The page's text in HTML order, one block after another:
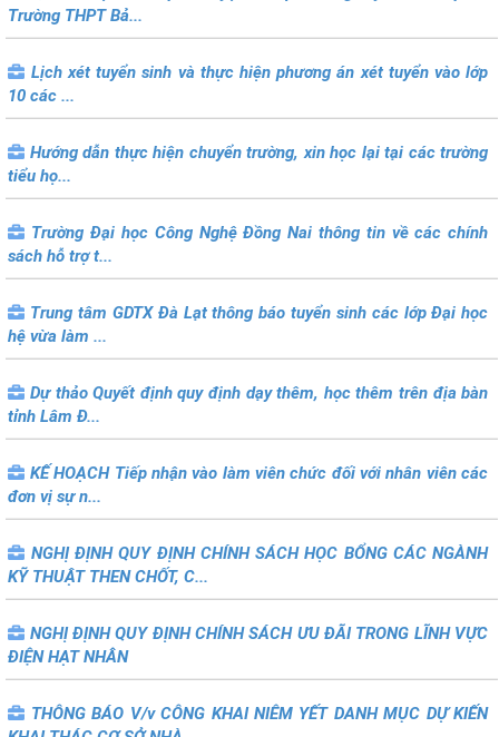
Trường THPT Bả...
Lịch xét tuyển sinh và thực hiện phương án xét tuyển vào lớp
10 các ...
Hướng dẫn thực hiện chuyển trường, xin học lại tại các trường
tiểu họ...
Trường Đại học Công Nghệ Đồng Nai thông tin về các chính
sách hỗ trợ t...
Trung tâm GDTX Đà Lạt thông báo tuyển sinh các lớp Đại học
hệ vừa làm ...
Dự thảo Quyết định quy định dạy thêm, học thêm trên địa bàn
tỉnh Lâm Đ...
KẾ HOẠCH Tiếp nhận vào làm viên chức đối với nhân viên các
đơn vị sự n...
NGHỊ ĐỊNH QUY ĐỊNH CHÍNH SÁCH HỌC BỔNG CÁC NGÀNH
KỸ THUẬT THEN CHỐT, C...
NGHỊ ĐỊNH QUY ĐỊNH CHÍNH SÁCH ƯU ĐÃI TRONG LĨNH VỰC
ĐIỆN HẠT NHÂN
THÔNG BÁO V/v CÔNG KHAI NIÊM YẾT DANH MỤC DỰ KIẾN